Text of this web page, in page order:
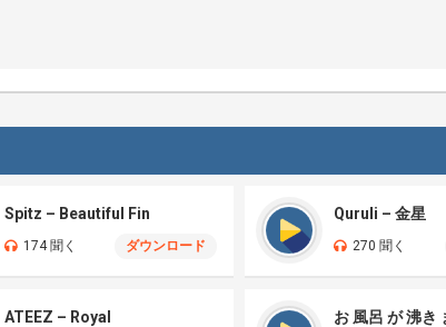
Spitz – Beautiful Fin
174 聞く ダウンロード
Quruli – 金星
270 聞く
ATEEZ – Royal お 風呂 が 沸き